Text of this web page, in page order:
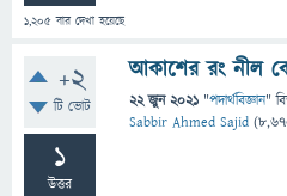
1,205 বার দেখা হয়েছে
+2
টি ভোট
1
উত্তর
আকাশের রং নীল
22 জুন 2021 "পদার্থবিজ্ঞান"
Sabbir Ahmed Sajid (